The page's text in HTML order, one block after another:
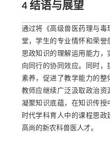
4 结语与展望
通过将《高级兽医药理与
堂，学生的专业情怀和荣誉
思政知识的理解运用能力，
向同行的协同效应。同时
素养，促进了教学能力的整
教师应继续广泛汲取政治资
凝聚知识底蕴，在知识传
时代学科育人中的课程思
高尚的新农科兽医人才。